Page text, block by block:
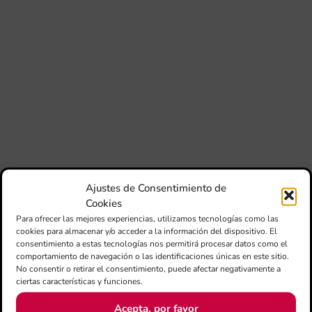
Ajustes de Consentimiento de
Cookies
Para ofrecer las mejores experiencias, utilizamos tecnologías como las
cookies para almacenar y/o acceder a la información del dispositivo. El
consentimiento a estas tecnologías nos permitirá procesar datos como el
comportamiento de navegación o las identificaciones únicas en este sitio.
No consentir o retirar el consentimiento, puede afectar negativamente a
ciertas características y funciones.
Acepta, por favor